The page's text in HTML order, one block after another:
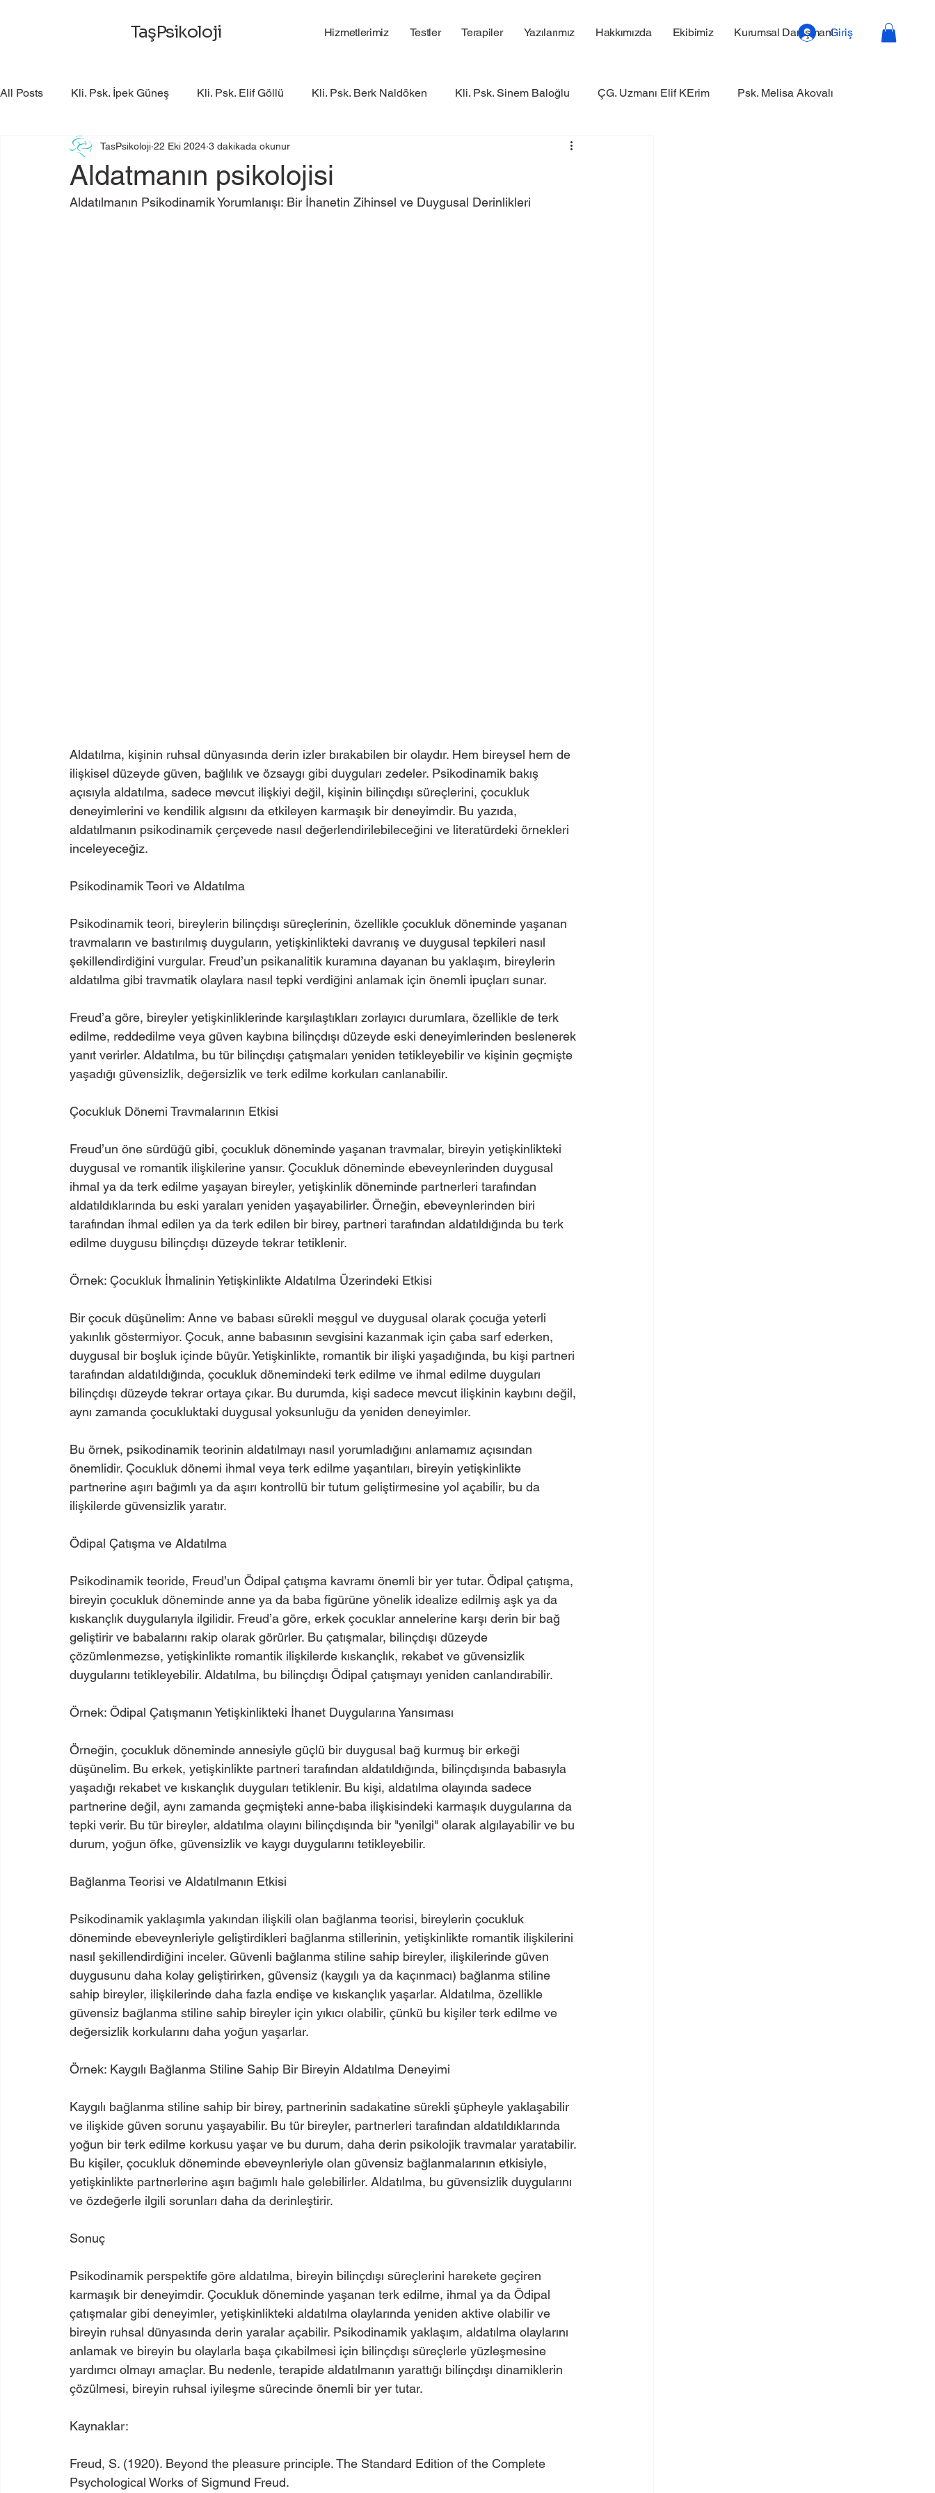
TaşPsikoloji Hizmetlerimiz Testler Terapiler Yazılarımız Hakkımızda Ekibimiz Kurumsal DanışmanlıkGiriş
All Posts Kli. Psk. İpek Güneş Kli. Psk. Elif Göllü Kli. Psk. Berk Naldöken Kli. Psk. Sinem Baloğlu ÇG. Uzmanı Elif KErim Psk. Melisa Akovalı
Aldatmanın psikolojisi
TasPsikoloji 22 Eki 2024 3 dakikada okunur
Aldatılmanın Psikodinamik Yorumlanışı: Bir İhanetin Zihinsel ve Duygusal Derinlikleri
Aldatılma, kişinin ruhsal dünyasında derin izler bırakabilen bir olaydır. Hem bireysel hem de
ilişkisel düzeyde güven, bağlılık ve özsaygı gibi duyguları zedeler. Psikodinamik bakış
açısıyla aldatılma, sadece mevcut ilişkiyi değil, kişinin bilinçdışı süreçlerini, çocukluk
deneyimlerini ve kendilik algısını da etkileyen karmaşık bir deneyimdir. Bu yazıda,
aldatılmanın psikodinamik çerçevede nasıl değerlendirilebileceğini ve literatürdeki örnekleri
inceleyeceğiz.
Psikodinamik Teori ve Aldatılma
Psikodinamik teori, bireylerin bilinçdışı süreçlerinin, özellikle çocukluk döneminde yaşanan
travmaların ve bastırılmış duyguların, yetişkinlikteki davranış ve duygusal tepkileri nasıl
şekillendirdiğini vurgular. Freud’un psikanalitik kuramına dayanan bu yaklaşım, bireylerin
aldatılma gibi travmatik olaylara nasıl tepki verdiğini anlamak için önemli ipuçları sunar.
Freud’a göre, bireyler yetişkinliklerinde karşılaştıkları zorlayıcı durumlara, özellikle de terk
edilme, reddedilme veya güven kaybına bilinçdışı düzeyde eski deneyimlerinden beslenerek
yanıt verirler. Aldatılma, bu tür bilinçdışı çatışmaları yeniden tetikleyebilir ve kişinin geçmişte
yaşadığı güvensizlik, değersizlik ve terk edilme korkuları canlanabilir.
Çocukluk Dönemi Travmalarının Etkisi
Freud’un öne sürdüğü gibi, çocukluk döneminde yaşanan travmalar, bireyin yetişkinlikteki
duygusal ve romantik ilişkilerine yansır. Çocukluk döneminde ebeveynlerinden duygusal
ihmal ya da terk edilme yaşayan bireyler, yetişkinlik döneminde partnerleri tarafından
aldatıldıklarında bu eski yaraları yeniden yaşayabilirler. Örneğin, ebeveynlerinden biri
tarafından ihmal edilen ya da terk edilen bir birey, partneri tarafından aldatıldığında bu terk
edilme duygusu bilinçdışı düzeyde tekrar tetiklenir.
Örnek: Çocukluk İhmalinin Yetişkinlikte Aldatılma Üzerindeki Etkisi
Bir çocuk düşünelim: Anne ve babası sürekli meşgul ve duygusal olarak çocuğa yeterli
yakınlık göstermiyor. Çocuk, anne babasının sevgisini kazanmak için çaba sarf ederken,
duygusal bir boşluk içinde büyür. Yetişkinlikte, romantik bir ilişki yaşadığında, bu kişi partneri
tarafından aldatıldığında, çocukluk dönemindeki terk edilme ve ihmal edilme duyguları
bilinçdışı düzeyde tekrar ortaya çıkar. Bu durumda, kişi sadece mevcut ilişkinin kaybını değil,
aynı zamanda çocukluktaki duygusal yoksunluğu da yeniden deneyimler.
Bu örnek, psikodinamik teorinin aldatılmayı nasıl yorumladığını anlamamız açısından
önemlidir. Çocukluk dönemi ihmal veya terk edilme yaşantıları, bireyin yetişkinlikte
partnerine aşırı bağımlı ya da aşırı kontrollü bir tutum geliştirmesine yol açabilir, bu da
ilişkilerde güvensizlik yaratır.
Ödipal Çatışma ve Aldatılma
Psikodinamik teoride, Freud’un Ödipal çatışma kavramı önemli bir yer tutar. Ödipal çatışma,
bireyin çocukluk döneminde anne ya da baba figürüne yönelik idealize edilmiş aşk ya da
kıskançlık duygularıyla ilgilidir. Freud’a göre, erkek çocuklar annelerine karşı derin bir bağ
geliştirir ve babalarını rakip olarak görürler. Bu çatışmalar, bilinçdışı düzeyde
çözümlenmezse, yetişkinlikte romantik ilişkilerde kıskançlık, rekabet ve güvensizlik
duygularını tetikleyebilir. Aldatılma, bu bilinçdışı Ödipal çatışmayı yeniden canlandırabilir.
Örnek: Ödipal Çatışmanın Yetişkinlikteki İhanet Duygularına Yansıması
Örneğin, çocukluk döneminde annesiyle güçlü bir duygusal bağ kurmuş bir erkeği
düşünelim. Bu erkek, yetişkinlikte partneri tarafından aldatıldığında, bilinçdışında babasıyla
yaşadığı rekabet ve kıskançlık duyguları tetiklenir. Bu kişi, aldatılma olayında sadece
partnerine değil, aynı zamanda geçmişteki anne-baba ilişkisindeki karmaşık duygularına da
tepki verir. Bu tür bireyler, aldatılma olayını bilinçdışında bir "yenilgi" olarak algılayabilir ve bu
durum, yoğun öfke, güvensizlik ve kaygı duygularını tetikleyebilir.
Bağlanma Teorisi ve Aldatılmanın Etkisi
Psikodinamik yaklaşımla yakından ilişkili olan bağlanma teorisi, bireylerin çocukluk
döneminde ebeveynleriyle geliştirdikleri bağlanma stillerinin, yetişkinlikte romantik ilişkilerini
nasıl şekillendirdiğini inceler. Güvenli bağlanma stiline sahip bireyler, ilişkilerinde güven
duygusunu daha kolay geliştirirken, güvensiz (kaygılı ya da kaçınmacı) bağlanma stiline
sahip bireyler, ilişkilerinde daha fazla endişe ve kıskançlık yaşarlar. Aldatılma, özellikle
güvensiz bağlanma stiline sahip bireyler için yıkıcı olabilir, çünkü bu kişiler terk edilme ve
değersizlik korkularını daha yoğun yaşarlar.
Örnek: Kaygılı Bağlanma Stiline Sahip Bir Bireyin Aldatılma Deneyimi
Kaygılı bağlanma stiline sahip bir birey, partnerinin sadakatine sürekli şüpheyle yaklaşabilir
ve ilişkide güven sorunu yaşayabilir. Bu tür bireyler, partnerleri tarafından aldatıldıklarında
yoğun bir terk edilme korkusu yaşar ve bu durum, daha derin psikolojik travmalar yaratabilir.
Bu kişiler, çocukluk döneminde ebeveynleriyle olan güvensiz bağlanmalarının etkisiyle,
yetişkinlikte partnerlerine aşırı bağımlı hale gelebilirler. Aldatılma, bu güvensizlik duygularını
ve özdeğerle ilgili sorunları daha da derinleştirir.
Sonuç
Psikodinamik perspektife göre aldatılma, bireyin bilinçdışı süreçlerini harekete geçiren
karmaşık bir deneyimdir. Çocukluk döneminde yaşanan terk edilme, ihmal ya da Ödipal
çatışmalar gibi deneyimler, yetişkinlikteki aldatılma olaylarında yeniden aktive olabilir ve
bireyin ruhsal dünyasında derin yaralar açabilir. Psikodinamik yaklaşım, aldatılma olaylarını
anlamak ve bireyin bu olaylarla başa çıkabilmesi için bilinçdışı süreçlerle yüzleşmesine
yardımcı olmayı amaçlar. Bu nedenle, terapide aldatılmanın yarattığı bilinçdışı dinamiklerin
çözülmesi, bireyin ruhsal iyileşme sürecinde önemli bir yer tutar.
Kaynaklar:
Freud, S. (1920). Beyond the pleasure principle. The Standard Edition of the Complete
Psychological Works of Sigmund Freud.